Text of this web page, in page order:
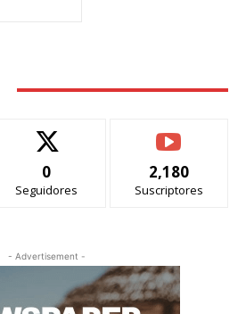
0
Seguidores
2,180
Suscriptores
- Advertisement -